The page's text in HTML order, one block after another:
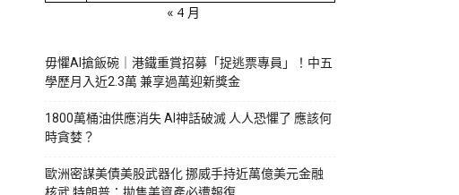
« 4 月
毋懼AI搶飯碗｜港鐵重賞招募「捉逃票專員」！中五
學歷月入近2.3萬 兼享過萬迎新獎金
1800萬桶油供應消失 AI神話破滅 人人恐懼了 應該何
時貪婪？
歐洲密謀美債美股武器化 挪威手持近萬億美元金融